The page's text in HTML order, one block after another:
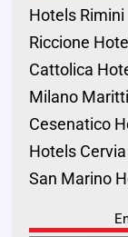
Hotels Rimini
Riccione
Cattolica
Milano
Cesenatico
Hotels Cervia
San Marino